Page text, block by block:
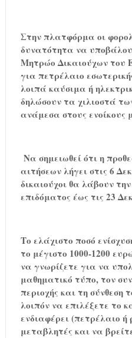
Στην πλατφόρμα οι
δυνατότητα να
Μητρώο Δικαιούχων του
για πετρέλαιο
λοιπά καύσιμα ή
δηλώσουν τα χιλιοστά
ανάμεσα στους ενοίκους
Να σημειωθεί ότι η
αιτήσεων λήγει στις 6
δικαιούχοι θα λάβουν
επιδόματος έως τις 23
Το ελάχιστο ποσό
το μέγιστο 1000-1200
να γνωρίζετε για να
μαθηματικό τύπο, τον
περιοχής και τη σύνθεση
λοιπόν να επιλέξετε το
ενδιαφέρει (πετρέλαιο
μεταβλητές και να